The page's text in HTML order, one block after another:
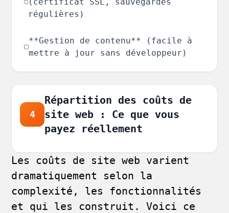
régulières)
**Gestion de contenu** (facile à
mettre à jour sans développeur)
4
Répartition des coûts de
site web : Ce que vous
payez réellement
Les coûts de site web varient
dramatiquement selon la
complexité, les fonctionnalités
et qui les construit. Voici ce